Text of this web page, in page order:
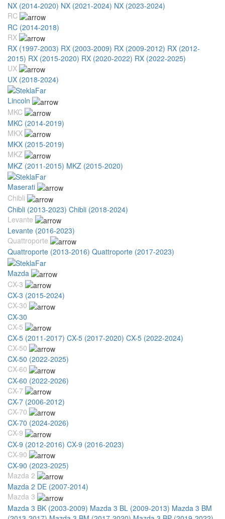
NX (2014-2020) NX (2021-2024) NX (2023-2024)
RC
RC (2014-2018)
RX
RX (1997-2003) RX (2003-2009) RX (2009-2012) RX (2012-
2015) RX (2015-2020) RX (2020-2022) RX (2022-2025)
UX
UX (2018-2024)
Lincoln
MKC
MKC (2014-2019)
MKX
MKX (2015-2019)
MKZ
MKZ (2011-2015) MKZ (2015-2020)
Maserati
Chibli
Chibli (2013-2023) Chibli (2018-2024)
Levante
Levante (2016-2023)
Quattroporte
Quattroporte (2013-2016) Quattroporte (2017-2023)
Mazda
CX-3
CX-3 (2015-2024)
CX-30
CX-30
CX-5
CX-5 (2011-2017) CX-5 (2017-2020) CX-5 (2022-2024)
CX-50
CX-50 (2022-2025)
CX-60
CX-60 (2022-2026)
CX-7
CX-7 (2006-2012)
CX-70
CX-70 (2024-2026)
CX-9
CX-9 (2012-2016) CX-9 (2016-2023)
CX-90
CX-90 (2023-2025)
Mazda 2
Mazda 2 DE (2007-2014)
Mazda 3
Mazda 3 BK (2003-2009) Mazda 3 BL (2009-2013) Mazda 3 BM